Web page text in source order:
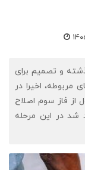
و تصمیم برای
اخیرا در
از فاز سوم اصلاح
شد در این مرحله